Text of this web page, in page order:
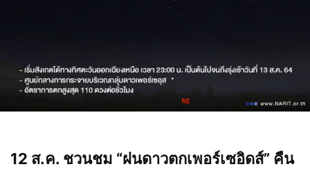
12 ส.ค. ชวนชม “ฝนดาวตกเพอร์เซอิดส์” คืน